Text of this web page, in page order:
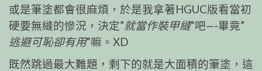
或是筆塗都會很麻煩，於是我拿著HGUC版看當初
硬要無縫的慘況，決定”就當作裝甲縫“吧—-畢竟”
逃避可恥卻有用“嘛。XD
既然跳過最大難題，剩下的就是大面積的筆塗，這